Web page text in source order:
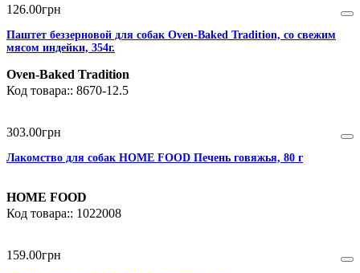
126.00грн
Паштет беззерновой для собак Oven-Baked Tradition, со свежим
мясом индейки, 354г.
Oven-Baked Tradition
8670-12.5
303.00грн
Лакомство для собак HOME FOOD Печень говяжья, 80 г
HOME FOOD
1022008
159.00грн